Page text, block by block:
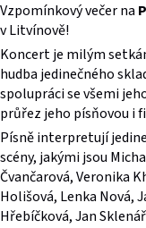
Vzpomínkový večer na
v Litvínově!
Koncert je milým
hudba jedinečného
spolupráci se všemi
průřez jeho písňovou i
Písně interpretují
scény, jakými jsou
Čvančarová, Veronika
Holišová, Lenka Nová,
Hřebíčková, Jan